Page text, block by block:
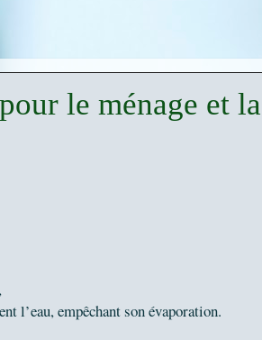
le ménage et la
l’eau, empêchant son évaporation.